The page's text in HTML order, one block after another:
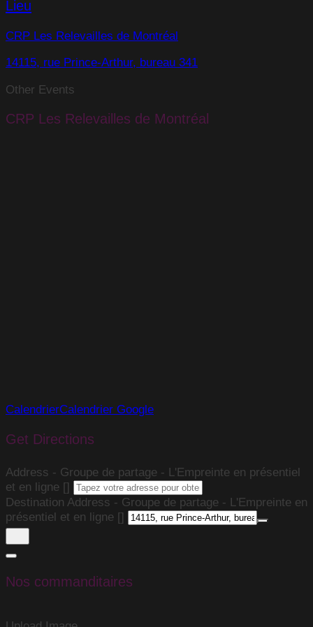
Lieu
CRP Les Relevailles de Montréal
14115, rue Prince-Arthur, bureau 341
Other Events
CRP Les Relevailles de Montréal
CalendrierCalendrier Google
Get Directions
Address - Groupe de partage - L'Empreinte en présentiel
et en ligne []
Destination Address - Groupe de partage - L'Empreinte en
présentiel et en ligne []
Nos commanditaires